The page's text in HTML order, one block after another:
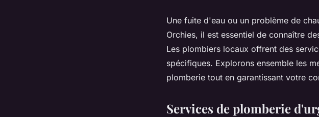
Une fuite d'eau ou un problème de
Orchies, il est essentiel de connaître
Les plombiers locaux offrent des
spécifiques. Explorons ensemble les
plomberie tout en garantissant votre
Services de plomberie